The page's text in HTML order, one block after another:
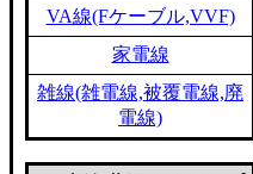
VA線(Fケーブル,VVF)
家電線
雑線(雑電線,被覆電線,廃
電線)